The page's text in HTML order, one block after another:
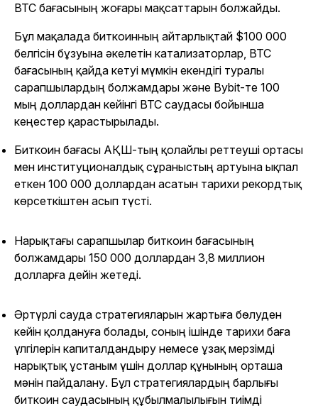
BTC бағасының жоғары мақсаттарын болжайды.
Бұл мақалада биткоинның айтарлықтай $100 000
белгісін бұзуына әкелетін катализаторлар, BTC
бағасының қайда кетуі мүмкін екендігі туралы
сарапшылардың болжамдары және Bybit-те 100
мың доллардан кейінгі BTC саудасы бойынша
кеңестер қарастырылады.
Биткоин бағасы АҚШ-тың қолайлы реттеуші ортасы
мен институционалдық сұраныстың артуына ықпал
еткен 100 000 доллардан асатын тарихи рекордтық
көрсеткіштен асып түсті.
Нарықтағы сарапшылар биткоин бағасының
болжамдары 150 000 доллардан 3,8 миллион
долларға дейін жетеді.
Әртүрлі сауда стратегияларын жартыға бөлуден
кейін қолдануға болады, соның ішінде тарихи баға
үлгілерін капиталдандыру немесе ұзақ мерзімді
нарықтық ұстаным үшін доллар құнының орташа
мәнін пайдалану. Бұл стратегиялардың барлығы
биткоин саудасының құбылмалылығын тиімді